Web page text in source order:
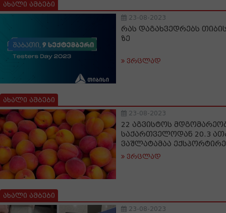
ახალი ამბები
23-08-2023
რას დაგახვედრებს
ზე
ვრცლად
ახალი ამბები
23-08-2023
22 აგვისტოს
საქართველოდან 20.3
ვაშლატამაა
ვრცლად
ახალი ამბები
23-08-2023